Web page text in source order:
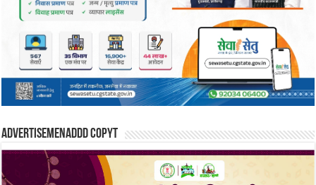
Advertisemenaddd copyt